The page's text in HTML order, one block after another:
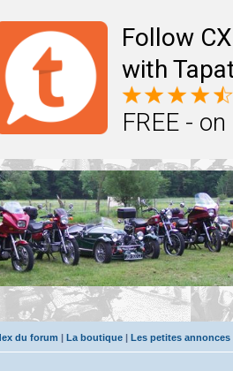
Follow
with
FREE -
du forum | La boutique | Les petites